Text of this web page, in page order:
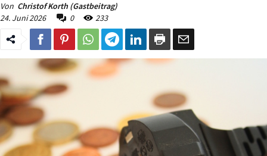
Von Christof Korth (Gastbeitrag)
24. Juni 2026
0 233